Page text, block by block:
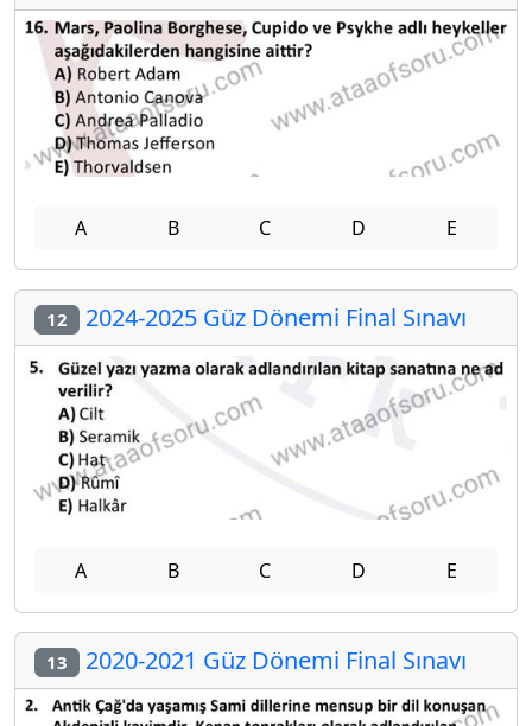
A B C D E
12 2024-2025 Güz Dönemi Final Sınavı
A B C D E
13 2020-2021 Güz Dönemi Final Sınavı